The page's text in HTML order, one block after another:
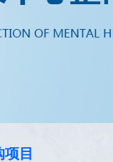
目